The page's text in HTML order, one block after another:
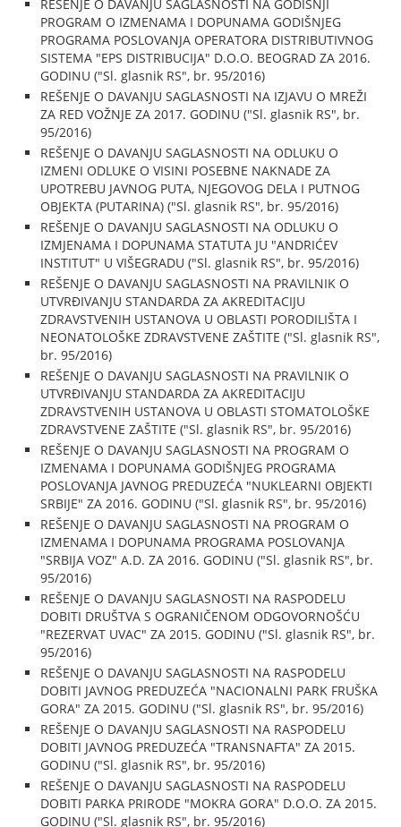
REŠENJE O DAVANJU SAGLASNOSTI NA GODIŠNJI
PROGRAM O IZMENAMA I DOPUNAMA GODIŠNJEG
PROGRAMA POSLOVANJA OPERATORA DISTRIBUTIVNOG
SISTEMA "EPS DISTRIBUCIJA" D.O.O. BEOGRAD ZA 2016.
GODINU ("Sl. glasnik RS", br. 95/2016)
REŠENJE O DAVANJU SAGLASNOSTI NA IZJAVU O MREŽI
ZA RED VOŽNJE ZA 2017. GODINU ("Sl. glasnik RS", br.
95/2016)
REŠENJE O DAVANJU SAGLASNOSTI NA ODLUKU O
IZMENI ODLUKE O VISINI POSEBNE NAKNADE ZA
UPOTREBU JAVNOG PUTA, NJEGOVOG DELA I PUTNOG
OBJEKTA (PUTARINA) ("Sl. glasnik RS", br. 95/2016)
REŠENJE O DAVANJU SAGLASNOSTI NA ODLUKU O
IZMJENAMA I DOPUNAMA STATUTA JU "ANDRIĆEV
INSTITUT" U VIŠEGRADU ("Sl. glasnik RS", br. 95/2016)
REŠENJE O DAVANJU SAGLASNOSTI NA PRAVILNIK O
UTVRĐIVANJU STANDARDA ZA AKREDITACIJU
ZDRAVSTVENIH USTANOVA U OBLASTI PORODILIŠTA I
NEONATOLOŠKE ZDRAVSTVENE ZAŠTITE ("Sl. glasnik RS",
br. 95/2016)
REŠENJE O DAVANJU SAGLASNOSTI NA PRAVILNIK O
UTVRĐIVANJU STANDARDA ZA AKREDITACIJU
ZDRAVSTVENIH USTANOVA U OBLASTI STOMATOLOŠKE
ZDRAVSTVENE ZAŠTITE ("Sl. glasnik RS", br. 95/2016)
REŠENJE O DAVANJU SAGLASNOSTI NA PROGRAM O
IZMENAMA I DOPUNAMA GODIŠNJEG PROGRAMA
POSLOVANJA JAVNOG PREDUZEĆA "NUKLEARNI OBJEKTI
SRBIJE" ZA 2016. GODINU ("Sl. glasnik RS", br. 95/2016)
REŠENJE O DAVANJU SAGLASNOSTI NA PROGRAM O
IZMENAMA I DOPUNAMA PROGRAMA POSLOVANJA
"SRBIJA VOZ" A.D. ZA 2016. GODINU ("Sl. glasnik RS", br.
95/2016)
REŠENJE O DAVANJU SAGLASNOSTI NA RASPODELU
DOBITI DRUŠTVA S OGRANIČENOM ODGOVORNOŠĆU
"REZERVAT UVAC" ZA 2015. GODINU ("Sl. glasnik RS", br.
95/2016)
REŠENJE O DAVANJU SAGLASNOSTI NA RASPODELU
DOBITI JAVNOG PREDUZEĆA "NACIONALNI PARK FRUŠKA
GORA" ZA 2015. GODINU ("Sl. glasnik RS", br. 95/2016)
REŠENJE O DAVANJU SAGLASNOSTI NA RASPODELU
DOBITI JAVNOG PREDUZEĆA "TRANSNAFTA" ZA 2015.
GODINU ("Sl. glasnik RS", br. 95/2016)
REŠENJE O DAVANJU SAGLASNOSTI NA RASPODELU
DOBITI PARKA PRIRODE "MOKRA GORA" D.O.O. ZA 2015.
GODINU ("Sl. glasnik RS", br. 95/2016)